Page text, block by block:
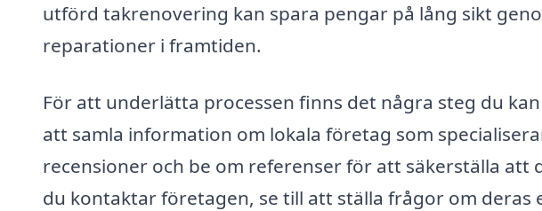
utförd takrenovering kan spara pengar på lång sikt
reparationer i framtiden.
För att underlätta processen finns det några steg du
att samla information om lokala företag som
recensioner och be om referenser för att säkerställa
du kontaktar företagen, se till att ställa frågor om deras